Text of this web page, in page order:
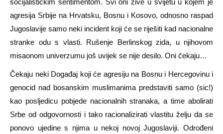
socijalističkim sentimentom. Svi oni žive u svijetu u kojem je
agresija Srbije na Hrvatsku, Bosnu i Kosovo, odnosno raspad
Jugoslavije samo neki incident koji će se riješiti kad nacionalne
stranke odu s vlasti. Rušenje Berlinskog zida, u njihovom
misaonom univerzumu još uvijek se nije desilo. Oni čekaju…
Čekaju neki Događaj koji će agresiju na Bosnu i Hercegovinu i
genocid nad bosanskim muslimanima predstaviti samo (sic!)
kao posljedicu pobjede nacionalnih stranaka, a time abolirati
Srbe od odgovornosti i tako racionalizirati vlastitu želju da se
ponovo ujedine s njima u nekoj novoj Jugoslaviji. Odrođeni